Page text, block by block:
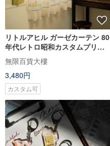
リトルアヒル ガーゼカーテン 80
年代レトロ昭和カスタムプリン
トステッチ生地
無限百貨大樓
3,480円
カスタム可